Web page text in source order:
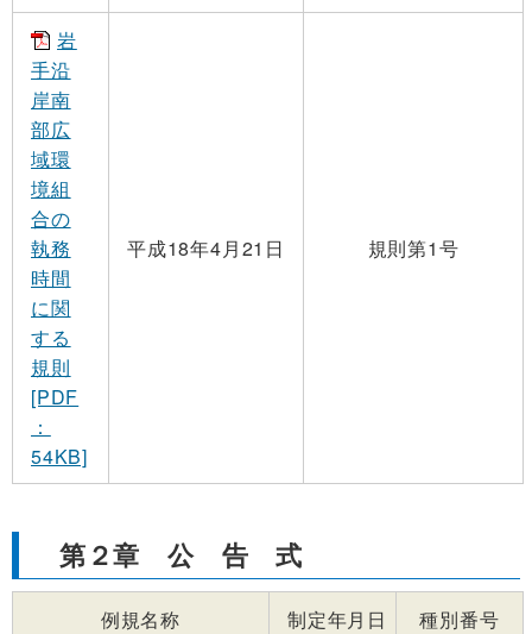
岩
手沿
岸南
部広
域環
境組
合の
執務
時間
に関
する
規則
[PDF
：
54KB]
平成18年4月21日 規則第1号
第２章 公 告 式
例規名称 制定年月日
種別番号